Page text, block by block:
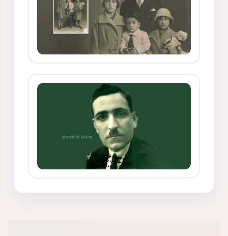
(Hoybun)’un Kuruluş Çalışmaları- 8